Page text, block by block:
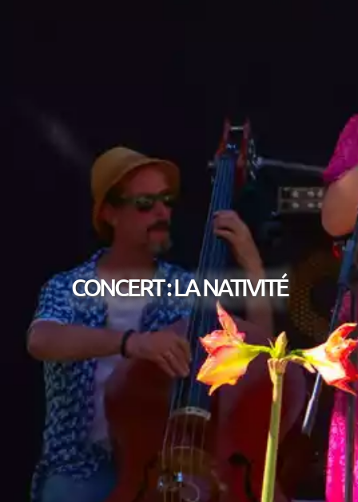
CONCERT : LA NATIVITÉ